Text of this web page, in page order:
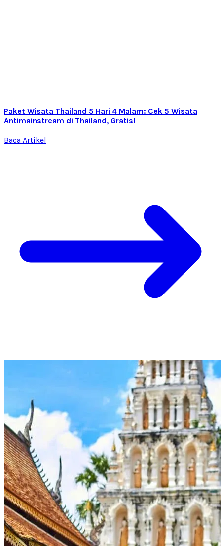
Paket Wisata Thailand 5 Hari 4 Malam: Cek 5 Wisata
Antimainstream di Thailand, Gratis!
Baca Artikel